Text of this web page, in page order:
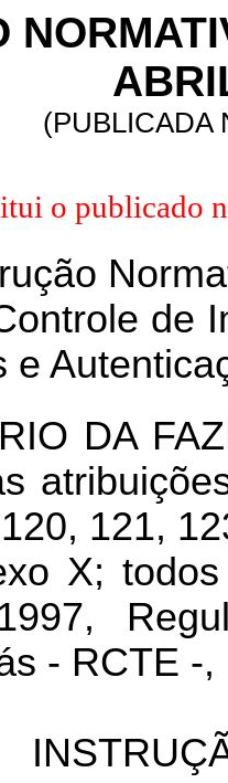
(PUBLICADA
o publicado
de
e
DA
0, 121, 12
X;
- RCTE -